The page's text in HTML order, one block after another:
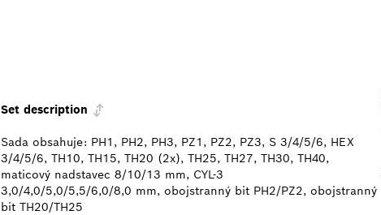
Set description
Sada obsahuje: PH1, PH2, PH3, PZ1, PZ2, PZ3, S 3/4/5/6, HEX
3/4/5/6, TH10, TH15, TH20 (2x), TH25, TH27, TH30, TH40,
maticový nadstavec 8/10/13 mm, CYL-3
3,0/4,0/5,0/5,5/6,0/8,0 mm, obojstranný bit PH2/PZ2, obojstranný
bit TH20/TH25